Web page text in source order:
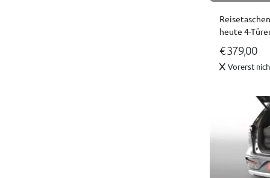
heute 4-
€ 379,00
Vorerst